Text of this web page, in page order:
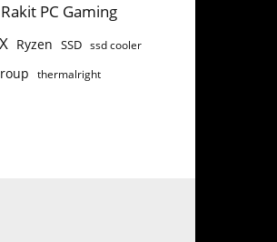
Rakit PC Gaming
Ryzen SSD ssd cooler
thermalright